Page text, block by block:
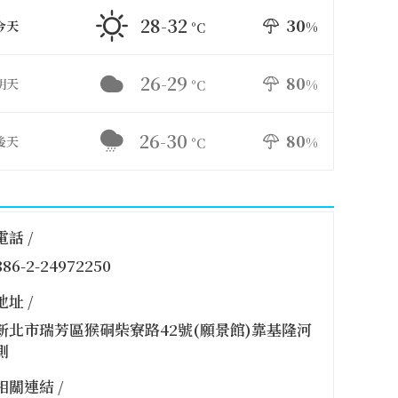
天 28-32 °C 30%
天 26-29 °C 80%
天 26-30 °C 80%
話 /
2-24972250
址 /
北市瑞芳區猴硐柴寮路42號(願景館)靠基隆河
關連結 /